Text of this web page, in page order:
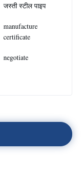
जस्ती स्टील पाइप
manufacture
certificate
negotiate